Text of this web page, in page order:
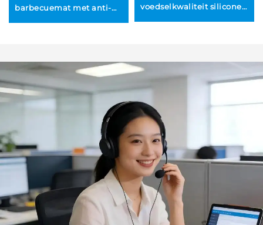
barbecuemat met anti-
voedselkwaliteit siliconen
taartvorm